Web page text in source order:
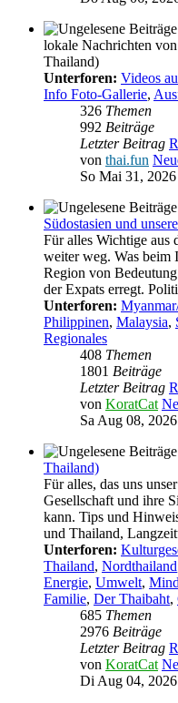
lokale Nachrichten
Thailand)
Unterforen: Videos
Info Foto-Gallerie,
326 Themen
992 Beiträge
Letzter Beitrag
von thai.fun
So Mai 31,
Südostasien und
Für alles Wichtige aus
weiter weg. Was beim
Region von
der Expats erregt.
Unterforen:
Philippinen, Malaysia,
Regionales
408 Themen
1801 Beiträge
Letzter Beitrag
von KoratCat
Sa Aug 08,
Thailand)
Für alles, das uns
Gesellschaft und ihre
kann. Tips und
und Thailand,
Unterforen:
Thailand, Nordthailand
Energie, Umwelt,
Familie, Der Thaibaht,
685 Themen
2976 Beiträge
Letzter Beitrag
von KoratCat
Di Aug 04,